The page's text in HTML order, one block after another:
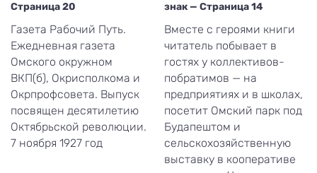
Страница 20
Газета Рабочий Путь.
Ежедневная газета
Омского окружном
ВКП(б), Окрисполкома и
Окрпрофсовета. Выпуск
посвящен десятилетию
Октябрьской революции.
7 ноября 1927 год
знак — Страница 14
Вместе с героями книги
читатель побывает в
гостях у коллективов-
побратимов — на
предприятиях и в школах,
посетит Омский парк под
Будапештом и
сельскохозяйственную
выставку в кооперативе